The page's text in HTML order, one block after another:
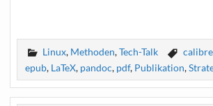
Linux, Methoden,Tech-Talk calibre
epub, LaTeX, pandoc, pdf, Publikation,